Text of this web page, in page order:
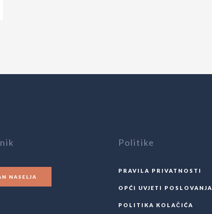
NASELJA
Politike
PRAVILA PRIVATNOSTI
OPĆI UVJETI POSLOVANJA
POLITIKA KOLAČIĆA